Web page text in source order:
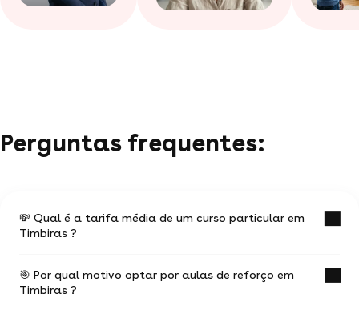
Perguntas frequentes:
💸 Qual é a tarifa média de um curso particular em
Timbiras ?
O valor médio de uma aula particular
em Timbiras é de R$ 43.
🎯 Por qual motivo optar por aulas de reforço em
Timbiras ?